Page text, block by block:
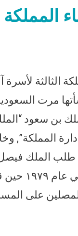
المملكة
الثالثة لأسرة
مرت
بن سعود
المملكة”,
طلب الملك
الأمريكي التدخل
على